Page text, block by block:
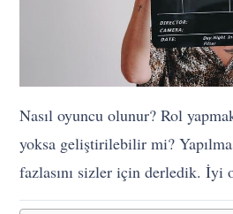
Nasıl oyuncu olunur? Rol
yoksa geliştirilebilir mi?
fazlasını sizler için derledik. İyi